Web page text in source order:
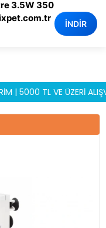
5000 TL VE ÜZERİ
0
3.5W 350
İNDİR